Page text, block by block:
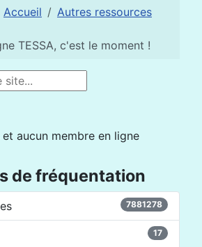
Accueil
Autres ressources
TESSA, c'est le moment !
aucun membre en ligne
de fréquentation
7881278
17